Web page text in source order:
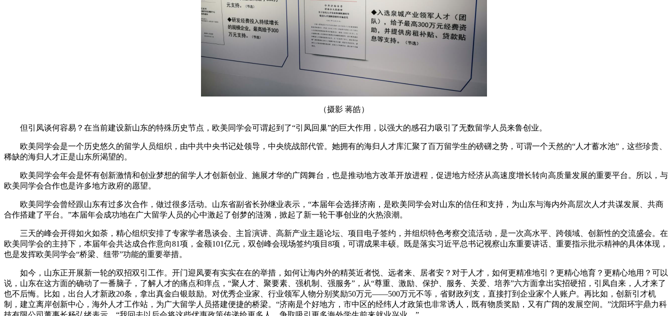
（摄影 蒋皓）
但引凤谈何容易？在当前建设新山东的特殊历史节点，欧美同学会可谓起到了“引凤回巢”的巨大作用，以强大的感召力吸引了无数留学人员来鲁创业。
欧美同学会是一个历史悠久的留学人员组织，由中共中央书记处领导，中央统战部代管。她拥有的海归人才库汇聚了百万留学生的磅礴之势，可谓一个天然的“人才蓄水池”，这些珍贵、
稀缺的海归人才正是山东所渴望的。
欧美同学会年会是怀有创新激情和创业梦想的留学人才创新创业、施展才华的广阔舞台，也是推动地方改革开放进程，促进地方经济从高速度增长转向高质量发展的重要平台。所以，与
欧美同学会合作也是许多地方政府的愿望。
欧美同学会曾经跟山东有过多次合作，做过很多活动。山东省副省长孙继业表示，“本届年会选择济南，是欧美同学会对山东的信任和支持，为山东与海内外高层次人才共谋发展、共商
合作搭建了平台。”本届年会成功地在广大留学人员的心中激起了创梦的涟漪，掀起了新一轮干事创业的火热浪潮。
三天的峰会开得如火如荼，精心组织安排了专家学者恳谈会、主旨演讲、高新产业主题论坛、项目电子签约，并组织特色考察交流活动，是一次高水平、跨领域、创新性的交流盛会。在
欧美同学会的主持下，本届年会共达成合作意向81项，金额101亿元，双创峰会现场签约项目8项，可谓成果丰硕。既是落实习近平总书记视察山东重要讲话、重要指示批示精神的具体体现，
也是发挥欧美同学会“桥梁、纽带”功能的重要举措。
如今，山东正开展新一轮的双招双引工作。开门迎凤要有实实在在的举措，如何让海内外的精英近者悦、远者来、居者安？对于人才，如何更精准地引？更精心地育？更精心地用？可以
说，山东在这方面的确动了一番脑子，了解人才的痛点和痒点，“聚人才、聚要素、强机制、强服务”，从“尊重、激励、保护、服务、关爱、培养”六方面拿出实招硬招，引凤自来，人才来了
也不后悔。比如，出台人才新政20条，拿出真金白银鼓励。对优秀企业家、行业领军人物分别奖励50万元——500万元不等，省财政列支，直接打到企业家个人账户。再比如，创新引才机
制，建立离岸创新中心，海外人才工作站，为广大留学人员搭建便捷的桥梁。“济南是个好地方，市中区的经纬人才政策也非常诱人，既有物质奖励，又有广阔的发展空间。”沈阳环宇鼎力科